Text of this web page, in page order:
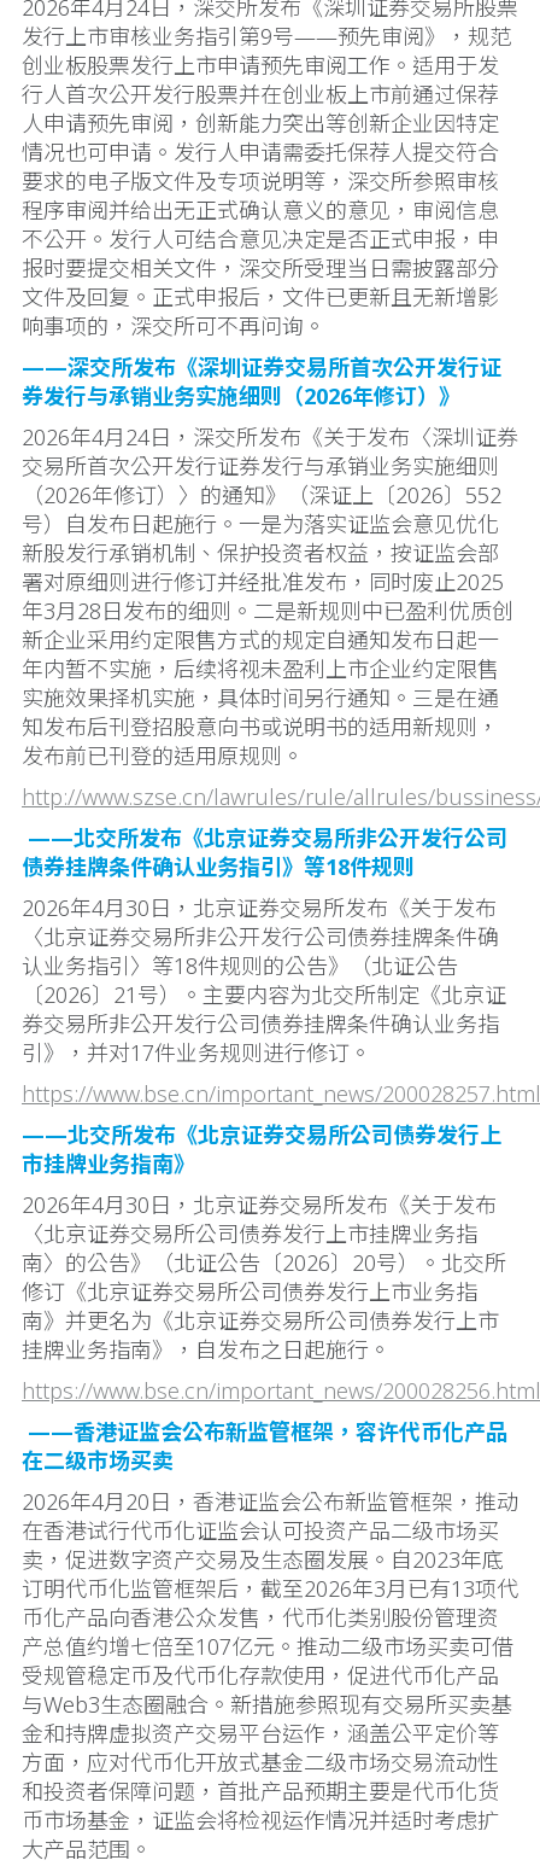
2026年4月24日，深交所发布《深圳证券交易所股票
发行上市审核业务指引第9号——预先审阅》，规范
创业板股票发行上市申请预先审阅工作。适用于发
行人首次公开发行股票并在创业板上市前通过保荐
人申请预先审阅，创新能力突出等创新企业因特定
情况也可申请。发行人申请需委托保荐人提交符合
要求的电子版文件及专项说明等，深交所参照审核
程序审阅并给出无正式确认意义的意见，审阅信息
不公开。发行人可结合意见决定是否正式申报，申
报时要提交相关文件，深交所受理当日需披露部分
文件及回复。正式申报后，文件已更新且无新增影
响事项的，深交所可不再问询。
——深交所发布《深圳证券交易所首次公开发行证
券发行与承销业务实施细则（2026年修订）》
2026年4月24日，深交所发布《关于发布〈深圳证券
交易所首次公开发行证券发行与承销业务实施细则
（2026年修订）〉的通知》（深证上〔2026〕552
号）自发布日起施行。一是为落实证监会意见优化
新股发行承销机制、保护投资者权益，按证监会部
署对原细则进行修订并经批准发布，同时废止2025
年3月28日发布的细则。二是新规则中已盈利优质创
新企业采用约定限售方式的规定自通知发布日起一
年内暂不实施，后续将视未盈利上市企业约定限售
实施效果择机实施，具体时间另行通知。三是在通
知发布后刊登招股意向书或说明书的适用新规则，
发布前已刊登的适用原规则。
http://www.szse.cn/lawrules/rule/allrules/
——北交所发布《北京证券交易所非公开发行公司
债券挂牌条件确认业务指引》等18件规则
2026年4月30日，北京证券交易所发布《关于发布
〈北京证券交易所非公开发行公司债券挂牌条件确
认业务指引〉等18件规则的公告》（北证公告
〔2026〕21号）。主要内容为北交所制定《北京证
券交易所非公开发行公司债券挂牌条件确认业务指
引》，并对17件业务规则进行修订。
https://www.bse.cn/important_news/200028257.html
——北交所发布《北京证券交易所公司债券发行上
市挂牌业务指南》
2026年4月30日，北京证券交易所发布《关于发布
〈北京证券交易所公司债券发行上市挂牌业务指
南〉的公告》（北证公告〔2026〕20号）。北交所
修订《北京证券交易所公司债券发行上市业务指
南》并更名为《北京证券交易所公司债券发行上市
挂牌业务指南》，自发布之日起施行。
https://www.bse.cn/important_news/200028256.html
——香港证监会公布新监管框架，容许代币化产品
在二级市场买卖
2026年4月20日，香港证监会公布新监管框架，推动
在香港试行代币化证监会认可投资产品二级市场买
卖，促进数字资产交易及生态圈发展。自2023年底
订明代币化监管框架后，截至2026年3月已有13项代
币化产品向香港公众发售，代币化类别股份管理资
产总值约增七倍至107亿元。推动二级市场买卖可借
受规管稳定币及代币化存款使用，促进代币化产品
与Web3生态圈融合。新措施参照现有交易所买卖基
金和持牌虚拟资产交易平台运作，涵盖公平定价等
方面，应对代币化开放式基金二级市场交易流动性
和投资者保障问题，首批产品预期主要是代币化货
币市场基金，证监会将检视运作情况并适时考虑扩
大产品范围。